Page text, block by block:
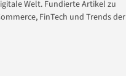
Welt. Fundierte Artikel zu
FinTech und Trends der